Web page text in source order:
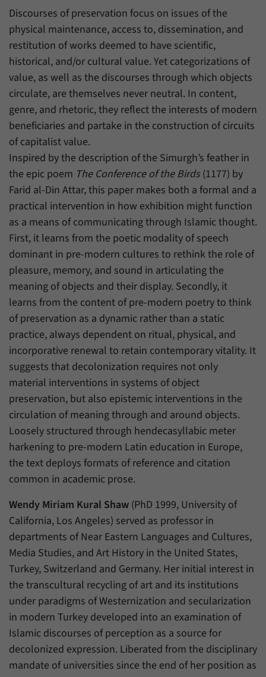
Discourses of preservation focus on issues of the
physical maintenance, access to, dissemination, and
restitution of works deemed to have scientific,
historical, and/or cultural value. Yet categorizations of
value, as well as the discourses through which objects
circulate, are themselves never neutral. In content,
genre, and rhetoric, they reflect the interests of modern
beneficiaries and partake in the construction of circuits
of capitalist value.
Inspired by the description of the Simurgh’s feather in
the epic poem The Conference of the Birds(1177) by
Farid al-Din Attar, this paper makes both a formal and a
practical intervention in how exhibition might function
as a means of communicating through Islamic thought.
First, it learns from the poetic modality of speech
dominant in pre-modern cultures to rethink the role of
pleasure, memory, and sound in articulating the
meaning of objects and their display. Secondly, it
learns from the content of pre-modern poetry to think
of preservation as a dynamic rather than a static
practice, always dependent on ritual, physical, and
incorporative renewal to retain contemporary vitality. It
suggests that decolonization requires not only
material interventions in systems of object
preservation, but also epistemic interventions in the
circulation of meaning through and around objects.
Loosely structured through hendecasyllabic meter
harkening to pre-modern Latin education in Europe,
the text deploys formats of reference and citation
common in academic prose.
Wendy Miriam Kural Shaw (PhD 1999, University of
California, Los Angeles) served as professor in
departments of Near Eastern Languages and Cultures,
Media Studies, and Art History in the United States,
Turkey, Switzerland and Germany. Her initial interest in
the transcultural recycling of art and its institutions
under paradigms of Westernization and secularization
in modern Turkey developed into an examination of
Islamic discourses of perception as a source for
decolonized expression. Liberated from the disciplinary
mandate of universities since the end of her position as
speichern.
Name SgCookieOptin.lastPreferences
Anbieter Forum Transregionale Studien e.V.
Laufzeit 1 Jahr
Zweck
Dieser Wert speichert Ihre Consent-
Einstellungen. Unter anderem eine zufällig
generierte ID, für die historische Speicherung
Ihrer vorgenommen Einstellungen, falls der
Webseiten-Betreiber dies eingestellt hat.
Name _pk_id
Anbieter Matomo
Laufzeit 13 Monate
Zweck
Mit diesem Cookie können wir Informationen
über Benutzer unserer Internetseite
speichern, zum Beispiel die Besucher-ID.
Name _pk_ref
Anbieter Matomo
Laufzeit 6 Monate
Mit diesem Cookie können wir speichern, von
welcher Internetseite oder Suchmaschine
Besucher durch eine Verlinkung auf unsere
Internetseite weitergeleitet wurden.
Name _pk_ses
Anbieter Matomo
Laufzeit 30 Minuten
Zweck
Mit diesem Cookie können wir für kurze Zeit
Daten über den aktuellen Aufenthalt von
Besuchern auf unserer Internetseite
speichern.
Cookie-Informationen anzeigen